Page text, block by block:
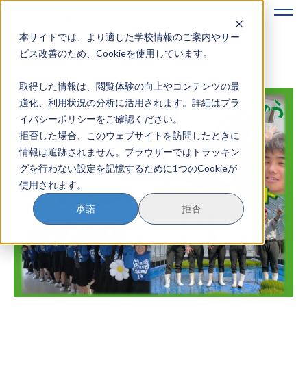
本サイトでは、より適した学校情報のご案内やサー
ビス改善のため、Cookieを使用しています。
取得した情報は、閲覧体験の向上やコンテンツの最
適化、利用状況の分析に活用されます。詳細はプラ
イバシーポリシーをご確認ください。
拒否した場合、このウェブサイトを訪問したときに
情報は追跡されません。ブラウザーではトラッキン
グを行わない設定を記憶するために1つのCookieが
使用されます。
承諾 拒否
地域みらい留学のすすめかた
地域みらい留学とは
学校を探す
イベントを探す
おためし地域留学
マガジン
奨学金について